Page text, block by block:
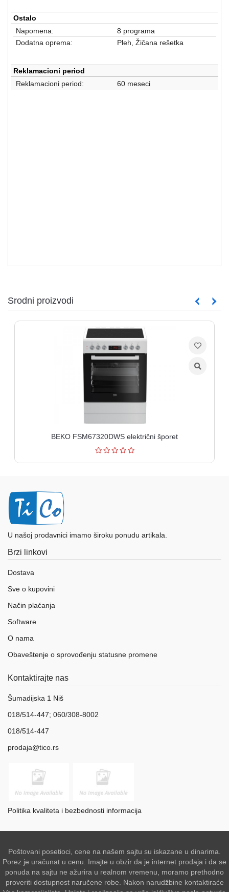
Ostalo
Napomena:
8 programa
Dodatna oprema:
Pleh, Žičana rešetka
Reklamacioni period
Reklamacioni period:
60 meseci
Srodni proizvodi
BEKO FSM67320DWS električni šporet
U našoj prodavnici imamo široku ponudu artikala.
Brzi linkovi
Dostava
Sve o kupovini
Način plaćanja
Software
O nama
Obaveštenje o sprovođenju statusne promene
Kontaktirajte nas
Šumadijska 1 Niš
018/514-447; 060/308-8002
018/514-447
prodaja@tico.rs
Politika kvaliteta i bezbednosti informacija
Poštovani posetioci, cene na našem sajtu su iskazane u dinarima.
Porez je uračunat u cenu. Imajte u obzir da je internet prodaja i da se
ponuda na sajtu ne ažurira u realnom vremenu, moramo prethodno
proveriti dostupnost naručene robe. Nakon narudžbine kontaktiraće